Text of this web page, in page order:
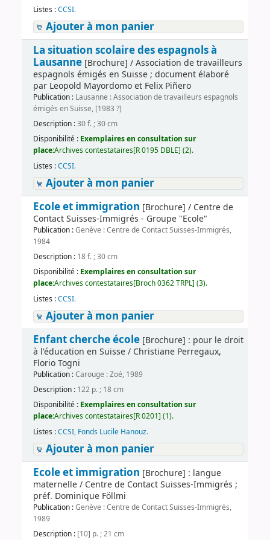
Listes :CCSI.
Ajouter à mon panier
La situation scolaire des espagnols à
Lausanne[Brochure] / Association de travailleurs
espagnols émigés en Suisse ; document élaboré
par Leopold Mayordomo et Felix Piñero
Publication : Lausanne : Association de travailleurs espagnols
émigés en Suisse, [1983 ?]
Description :30 f. ; 30 cm
Disponibilité : Exemplaires en consultation sur
place:Archives contestataires[R 0195 DBLE] (2).
Listes :CCSI.
Ajouter à mon panier
Ecole et immigration [Brochure] / Centre de
Contact Suisses-Immigrés - Groupe "Ecole"
Publication :Genève : Centre de Contact Suisses-Immigrés,
1984
Description : 18 f. ; 30 cm
Disponibilité : Exemplaires en consultation sur
place:Archives contestataires[Broch 0362 TRPL] (3).
Listes :CCSI.
Ajouter à mon panier
Enfant cherche école[Brochure] : pour le droit
à l'éducation en Suisse / Christiane Perregaux,
Florio Togni
Publication :Carouge : Zoé, 1989
Description : 122 p. ; 18 cm
Disponibilité : Exemplaires en consultation sur
place:Archives contestataires[R 0201] (1).
Listes :CCSI, Fonds Lucile Hanouz.
Ajouter à mon panier
Ecole et immigration [Brochure] : langue
maternelle / Centre de Contact Suisses-Immigrés ;
préf. Dominique Föllmi
Publication :Genève : Centre de Contact Suisses-Immigrés,
1989
Description : [10] p. ; 21 cm